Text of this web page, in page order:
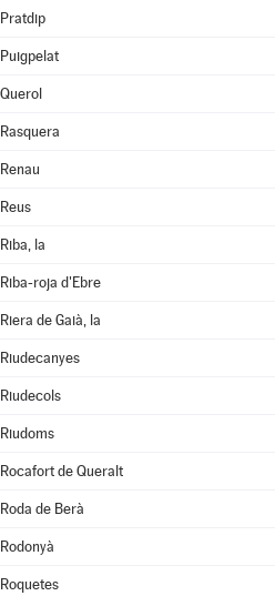
Pratdip
Puigpelat
Querol
Rasquera
Renau
Reus
Riba, la
Riba-roja d'Ebre
Riera de Gaià, la
Riudecanyes
Riudecols
Riudoms
Rocafort de Queralt
Roda de Berà
Rodonyà
Roquetes